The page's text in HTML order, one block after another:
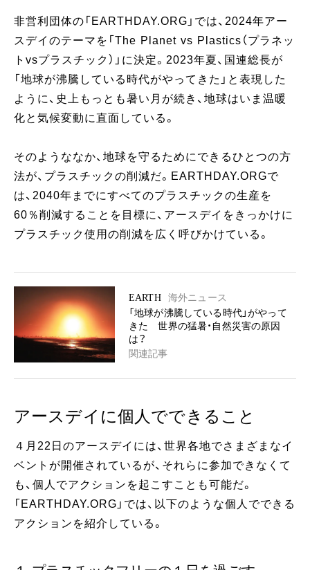
非営利団体の「EARTHDAY.ORG」では、2024年アー
スデイのテーマを「The Planet vs Plastics（プラネッ
トvsプラスチック）」に決定。2023年夏、国連総長が
「地球が沸騰している時代がやってきた」と表現した
ように、史上もっとも暑い月が続き、地球はいま温暖
化と気候変動に直面している。
そのようななか、地球を守るためにできるひとつの方
法が、プラスチックの削減だ。EARTHDAY.ORGで
は、2040年までにすべてのプラスチックの生産を
60％削減することを目標に、アースデイをきっかけに
プラスチック使用の削減を広く呼びかけている。
EARTH
海外ニュース
「地球が沸騰している時代」がやって
きた 世界の猛暑・自然災害の原因
は？
関連記事
アースデイに個人でできること
４月22日のアースデイには、世界各地でさまざまなイ
ベントが開催されているが、それらに参加できなくて
も、個人でアクションを起こすことも可能だ。
「EARTHDAY.ORG」では、以下のような個人でできる
アクションを紹介している。